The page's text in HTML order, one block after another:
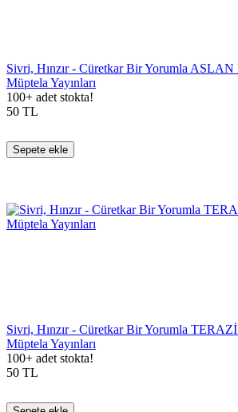
Sivri, Hınzır - Cüretkar Bir Yorumla
Müptela Yayınları
100+ adet stokta!
50 TL
Sepete ekle
Sivri, Hınzır - Cüretkar Bir Yorumla
Müptela Yayınları
100+ adet stokta!
50 TL